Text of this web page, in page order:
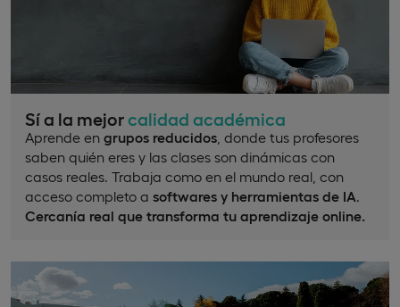
Sí a la mejorcalidad académica
Aprende en grupos reducidos , donde tus profesores
saben quién eres y las clases son dinámicas con
casos reales. Trabaja como en el mundo real, con
acceso completo a softwares y herramientas de IA.
Cercanía real que transforma tu aprendizaje online.